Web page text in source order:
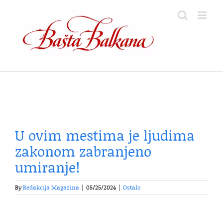
content
U ovim mestima je ljudima
zakonom zabranjeno
umiranje!
ByRedakcija Magazina 05/25/2024 Ostalo